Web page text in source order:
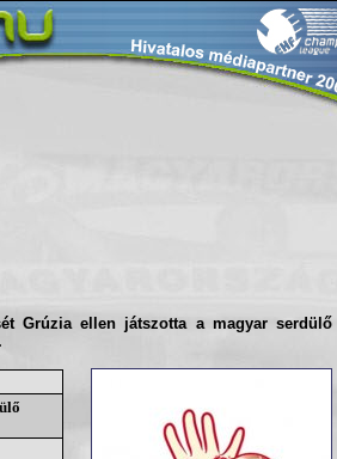
Grúzia ellen játszotta a magyar serdülő